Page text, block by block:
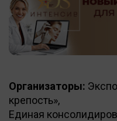
Организаторы:
крепость»,
Единая